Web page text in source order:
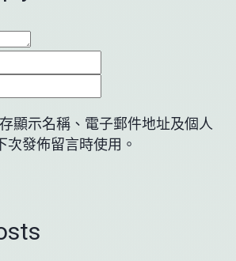
顯示名稱、電子郵件地址及個人
次發佈留言時使用。